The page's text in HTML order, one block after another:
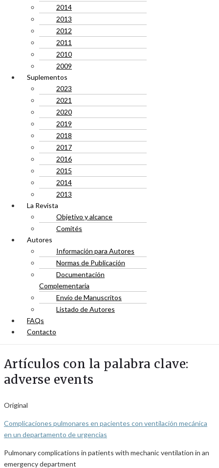
2014
2013
2012
2011
2010
2009
Suplementos
2023
2021
2020
2019
2018
2017
2016
2015
2014
2013
La Revista
Objetivo y alcance
Comités
Autores
Información para Autores
Normas de Publicación
Documentación
Complementaria
Envío de Manuscritos
Listado de Autores
FAQs
Contacto
Artículos con la palabra clave:
adverse events
Original
Complicaciones pulmonares en pacientes con ventilación mecánica
en un departamento de urgencias
Pulmonary complications in patients with mechanic ventilation in an
emergency department